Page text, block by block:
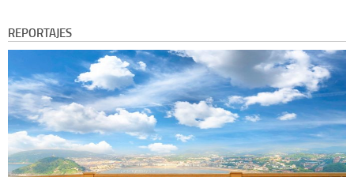
REPORTAJES